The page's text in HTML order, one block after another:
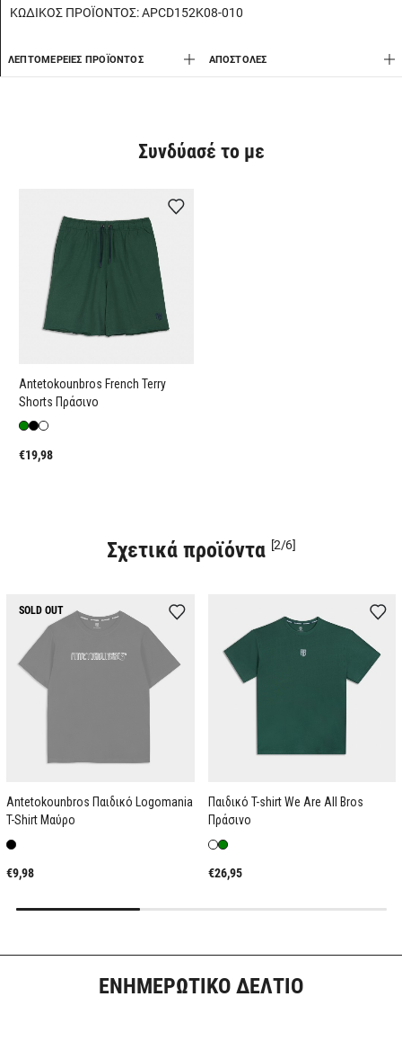
ΚΩΔΙΚΟΣ ΠΡΟΪΟΝΤΟΣ:APCD152K08-010
ΛΕΠΤΟΜΈΡΕΙΕΣ ΠΡΟΪΌΝΤΟΣ AΠΟΣΤΟΛΈΣ
Συνδύασέ το με
Antetokounbros French Terry
Shorts Πράσινο
€19,98
Σχετικά προϊόντα [2/6]
SOLD OUT
Antetokounbros Παιδικό Logomania
T-Shirt Μαύρο
€9,98
Παιδικό T-shirt We Are All Bros
Πράσινο
€26,95
ΕΝΗΜΕΡΩΤΙΚΟ ΔΕΛΤΙΟ